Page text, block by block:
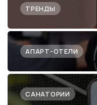
ТРЕНДЫ
АПАРТ-ОТЕЛИ
САНАТОРИИ